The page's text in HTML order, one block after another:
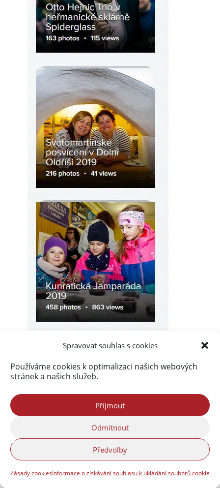
Spravovat souhlas s cookies
Používáme cookies k optimalizaci našich webových
stránek a našich služeb.
Příjmout
Odmítnout
Předvolby
Zásady cookiesInformace o získávání souhlasu k ukládání souborů cookie